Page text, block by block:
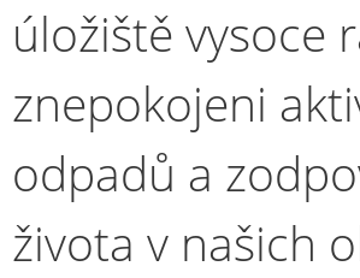
úložiště vysoce
znepokojeni
odpadů a
života v našich